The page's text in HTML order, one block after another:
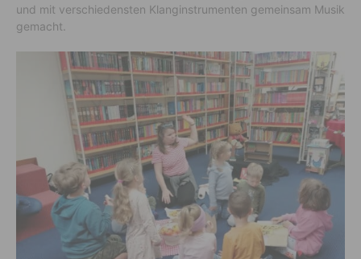
und mit verschiedensten Klanginstrumenten gemeinsam Musik
gemacht.